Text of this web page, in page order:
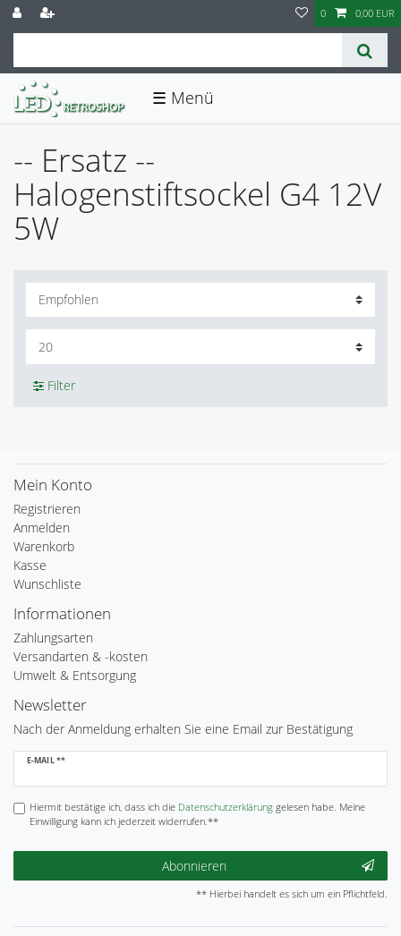
0 0,00 EUR
☰
-- Ersatz --
Halogenstiftsockel G4 12V
5W
Filter
Mein Konto
Registrieren
Anmelden
Warenkorb
Kasse
Wunschliste
Informationen
Zahlungsarten
Versandarten & -kosten
Umwelt & Entsorgung
Newsletter
Nach der Anmeldung erhalten Sie eine Email zur Bestätigung
E-MAIL **
Newsletter
Hiermit bestätige ich, dass ich die Daten­schutz­erklärunggelesen habe. Meine
Einwilligung kann ich jederzeit widerrufen.**
Abonnieren
** Hierbei handelt es sich um ein Pflichtfeld.